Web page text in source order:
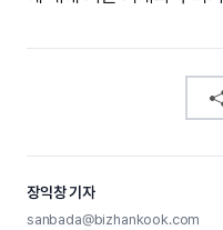
장익창 기자
sanbada@bizhankook.com